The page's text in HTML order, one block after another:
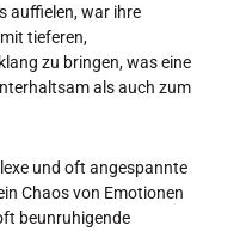
auffielen, war ihre
tieferen,
zu bringen, was eine
als auch zum
und oft angespannte
Chaos von Emotionen
beunruhigende